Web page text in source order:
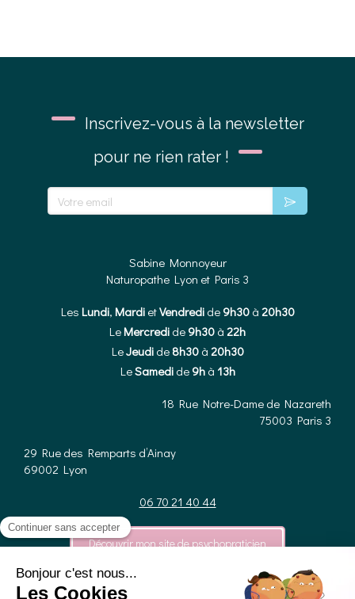
Inscrivez-vous à la newsletter
pour ne rien rater !
Votre email
Sabine Monnoyeur
Naturopathe Lyon et Paris 3
Les Lundi, MardietVendredide 9h30à 20h30
Le Mercredi de 9h30 à 22h
LeJeudide 8h30à 20h30
LeSamedide 9hà 13h
18 Rue Notre-Dame de Nazareth
75003 Paris 3
29 Rue des Remparts d’Ainay
69002 Lyon
06 70 21 40 44
Découvrir mon site de psychopraticien